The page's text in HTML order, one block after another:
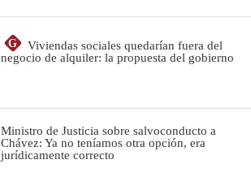
G
Viviendas sociales quedarían fuera del
negocio de alquiler: la propuesta del gobierno
Ministro de Justicia sobre salvoconducto a
Chávez: Ya no teníamos otra opción, era
jurídicamente correcto